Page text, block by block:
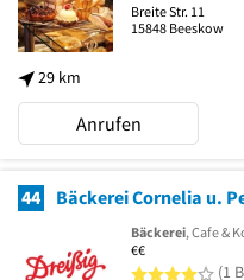
29 km
Breite Str. 11
15848 Beeskow
Anrufen
44 Bäckerei Cornelia u.
Bäckerei, Cafe &
€€
4(1